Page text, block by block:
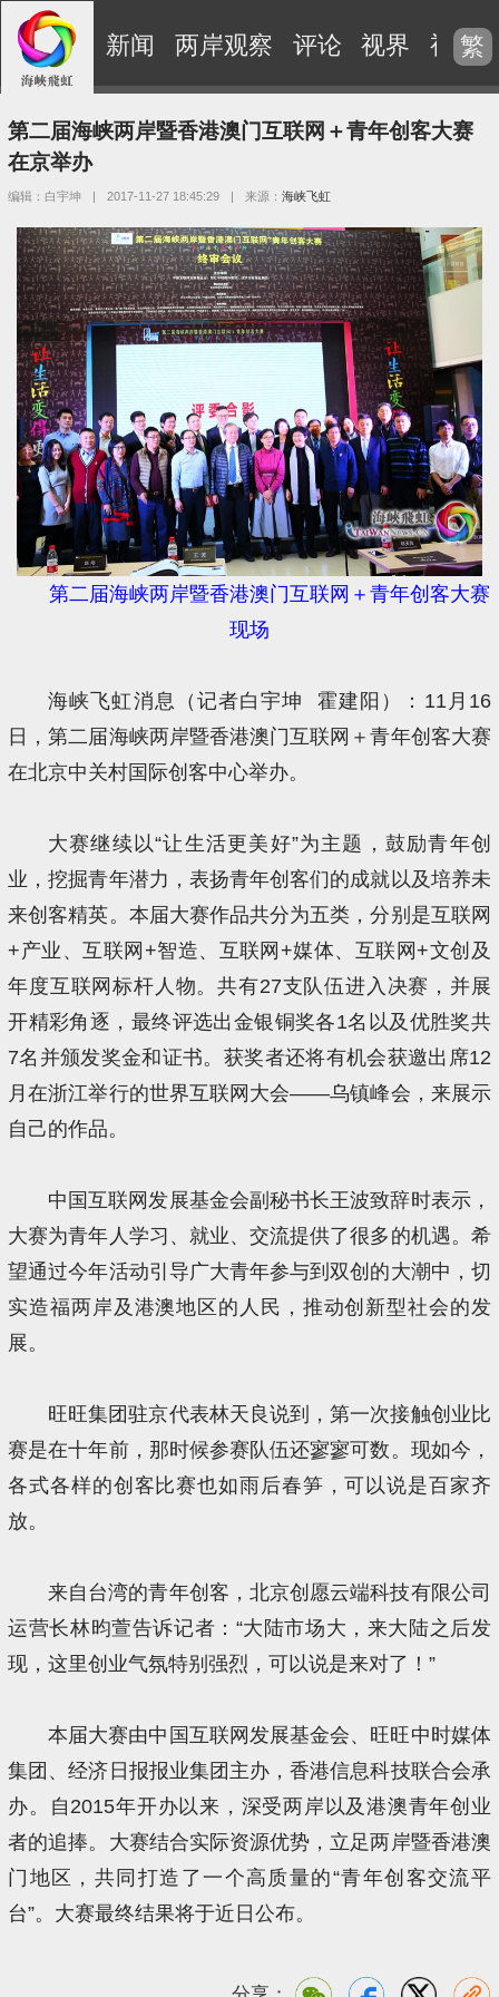
新闻 两岸观察 评论 视界 视频
繁
第二届海峡两岸暨香港澳门互联网＋青年创客大赛
在京举办
编辑：白宇坤 | 2017-11-27 18:45:29 | 来源：海峡飞虹
第二届海峡两岸暨香港澳门互联网＋青年创客大赛
现场
海峡飞虹消息（记者白宇坤 霍建阳）：11月16
日，第二届海峡两岸暨香港澳门互联网＋青年创客大赛
在北京中关村国际创客中心举办。
大赛继续以“让生活更美好”为主题，鼓励青年创
业，挖掘青年潜力，表扬青年创客们的成就以及培养未
来创客精英。本届大赛作品共分为五类，分别是互联网
+产业、互联网+智造、互联网+媒体、互联网+文创及
年度互联网标杆人物。共有27支队伍进入决赛，并展
开精彩角逐，最终评选出金银铜奖各1名以及优胜奖共
7名并颁发奖金和证书。获奖者还将有机会获邀出席12
月在浙江举行的世界互联网大会——乌镇峰会，来展示
自己的作品。
中国互联网发展基金会副秘书长王波致辞时表示，
大赛为青年人学习、就业、交流提供了很多的机遇。希
望通过今年活动引导广大青年参与到双创的大潮中，切
实造福两岸及港澳地区的人民，推动创新型社会的发
展。
旺旺集团驻京代表林天良说到，第一次接触创业比
赛是在十年前，那时候参赛队伍还寥寥可数。现如今，
各式各样的创客比赛也如雨后春笋，可以说是百家齐
放。
来自台湾的青年创客，北京创愿云端科技有限公司
运营长林昀萱告诉记者：“大陆市场大，来大陆之后发
现，这里创业气氛特别强烈，可以说是来对了！”
本届大赛由中国互联网发展基金会、旺旺中时媒体
集团、经济日报报业集团主办，香港信息科技联合会承
办。自2015年开办以来，深受两岸以及港澳青年创业
者的追捧。大赛结合实际资源优势，立足两岸暨香港澳
门地区，共同打造了一个高质量的“青年创客交流平
台”。大赛最终结果将于近日公布。